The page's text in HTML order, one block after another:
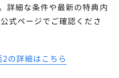
詳細な条件や最新の特典内
式ページでご確認くださ
の詳細はこちら